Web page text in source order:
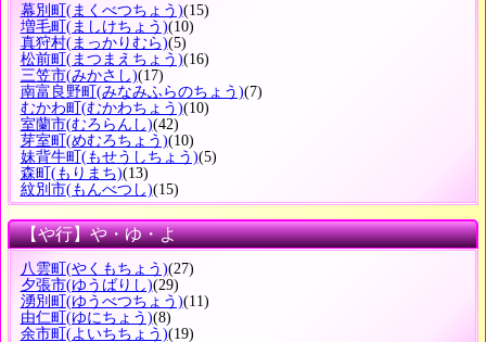
幕別町 (まくべつちょう)(15)
増毛町 (ましけちょう)(10)
真狩村(まっかりむら)(5)
松前町 (まつまえちょう)(16)
三笠市(みかさし)(17)
南富良野町 (みなみふらのちょう)(7)
むかわ町 (むかわちょう)(10)
室蘭市(むろらんし)(42)
芽室町 (めむろちょう)(10)
妹背牛町 (もせうしちょう)(5)
森町 (もりまち)(13)
紋別市(もんべつし)(15)
【や行】や・ゆ・よ
八雲町(やくもちょう)(27)
夕張市(ゆうばりし)(29)
湧別町(ゆうべつちょう)(11)
由仁町(ゆにちょう)(8)
余市町(よいちちょう)(19)